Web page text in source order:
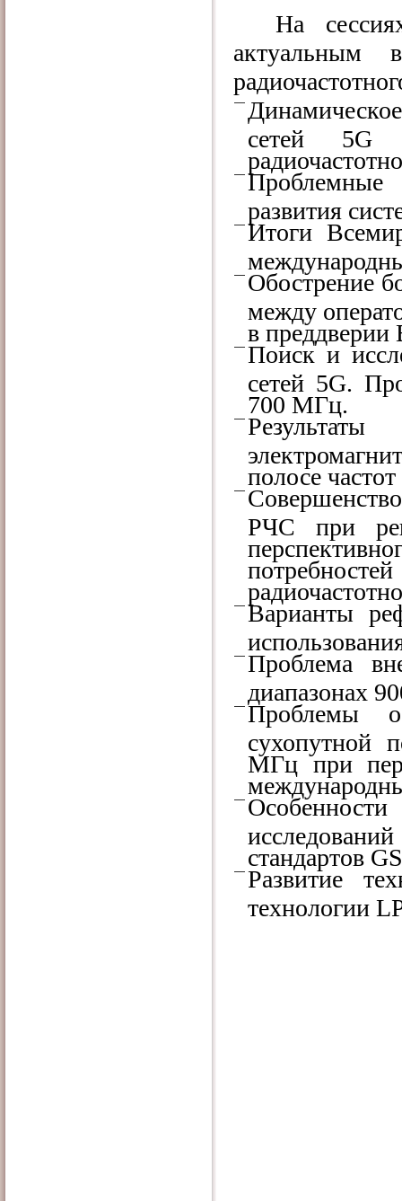
На
актуальным
сетей 5G
развития
Итоги
Обострение
между
в
Поиск и
сетей 5G.
700 МГц.
полосе
РЧС при
Варианты
Проблема
диапазонах
Проблемы
сухопутной
МГц при
стандартов
Развитие
технологии